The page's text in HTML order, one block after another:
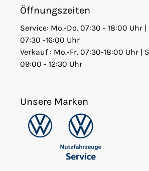
Öffnungszeiten
Service: Mo.-Do. 07:30 - 18:00 Uhr
07:30 -16:00 Uhr
Verkauf : Mo.-Fr. 07:30-18:00 Uhr |
09:00 - 12:30 Uhr
Unsere Marken